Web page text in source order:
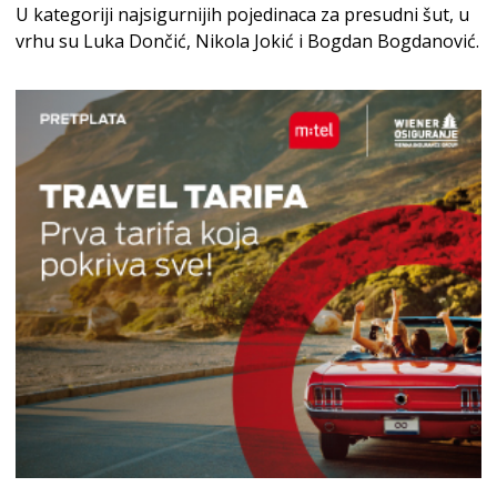
U kategoriji najsigurnijih pojedinaca za presudni šut, u
vrhu su Luka Dončić, Nikola Jokić i Bogdan Bogdanović.